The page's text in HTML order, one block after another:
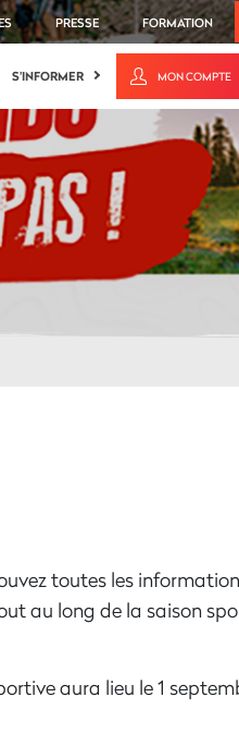
PRESSE FORMATION
S'INFORMER MON COMPTE
toutes les
au long de la saison
aura lieu le 1